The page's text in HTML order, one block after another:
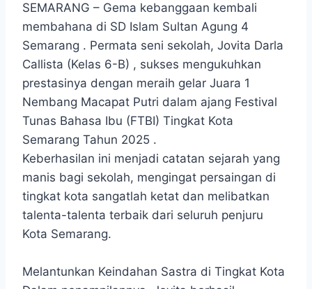
SEMARANG – Gema kebanggaan kembali
membahana di SD Islam Sultan Agung 4
Semarang . Permata seni sekolah, Jovita Darla
Callista (Kelas 6-B) , sukses mengukuhkan
prestasinya dengan meraih gelar Juara 1
Nembang Macapat Putri dalam ajang Festival
Tunas Bahasa Ibu (FTBI) Tingkat Kota
Semarang Tahun 2025 .
Keberhasilan ini menjadi catatan sejarah yang
manis bagi sekolah, mengingat persaingan di
tingkat kota sangatlah ketat dan melibatkan
talenta-talenta terbaik dari seluruh penjuru
Kota Semarang.
Melantunkan Keindahan Sastra di Tingkat Kota